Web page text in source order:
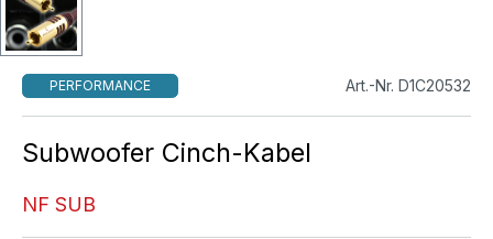
PERFORMANCE Art.-Nr. D1C20532
Subwoofer Cinch-Kabel
NF SUB